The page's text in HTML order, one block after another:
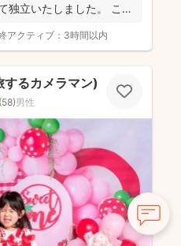
独立いたしました。 これ
アクティブ： 3時間以内
るカメラマン)
(58)男性